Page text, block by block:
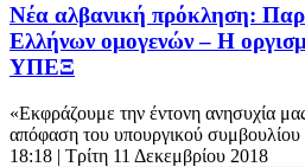
Νέα αλβανική πρόκληση:
Ελλήνων ομογενών – Η
ΥΠΕΞ
«Εκφράζουμε την έντονη ανησυχία
απόφαση του υπουργικού
18:18 | Τρίτη 11 Δεκεμβρίου 2018